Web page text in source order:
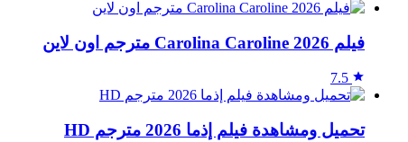
فيلم Carolina Caroline 2026 مترجم اون لاين
7.5
تحميل ومشاهدة فيلم إذما 2026 مترجم HD